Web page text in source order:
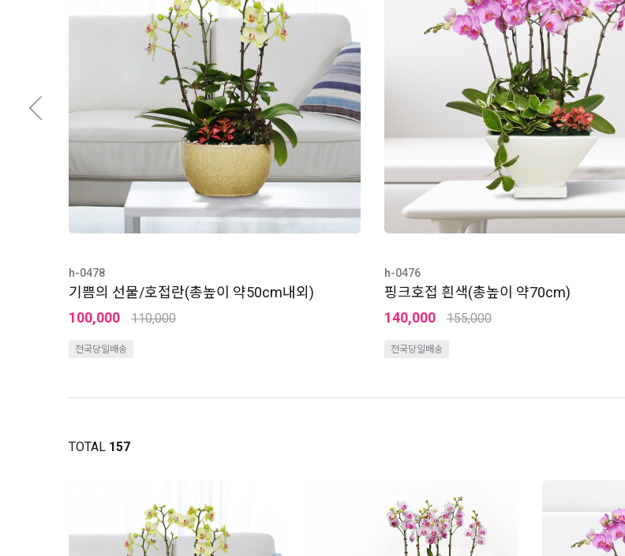
h-0478
기쁨의 선물/호접란(총높이 약50cm내외)
100,000
110,000
전국당일배송
h-0476
핑크호접 흰색(총높이 약70cm)
140,000
155,000
전국당일배송
TOTAL 157